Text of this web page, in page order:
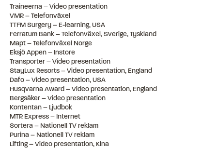
Traineerna – Video presentation
VMR – Telefonväxel
TTFM Surgery – E-learning, USA
Ferratum Bank – Telefonväxel, Sverige, Tyskland
Mapt – Telefonväxel Norge
Eksjö Appen – Instore
Transporter – Video presentation
StayLux Resorts – Video presentation, England
Dafo – Video presentation, USA
Husqvarna Award – Video presentation, England
Bergsäker – Video presentation
Kontentan – Ljudbok
MTR Express – Internet
Sortera – Nationell TV reklam
Purina – Nationell TV reklam
Lifting – Video presentation, Kina